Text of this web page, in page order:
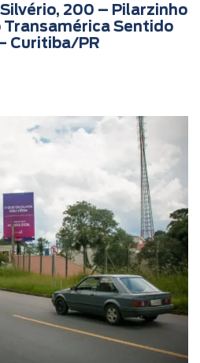
200 – Pilarzinho
Transamérica Sentido
Curitiba/PR